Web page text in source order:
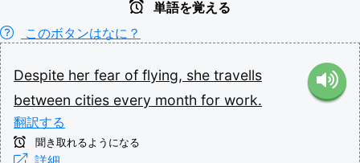
単語を覚える
このボタンはなに？
Despite her fear of flying, she travells
between cities every month for work.
翻訳する
聞き取れるようになる